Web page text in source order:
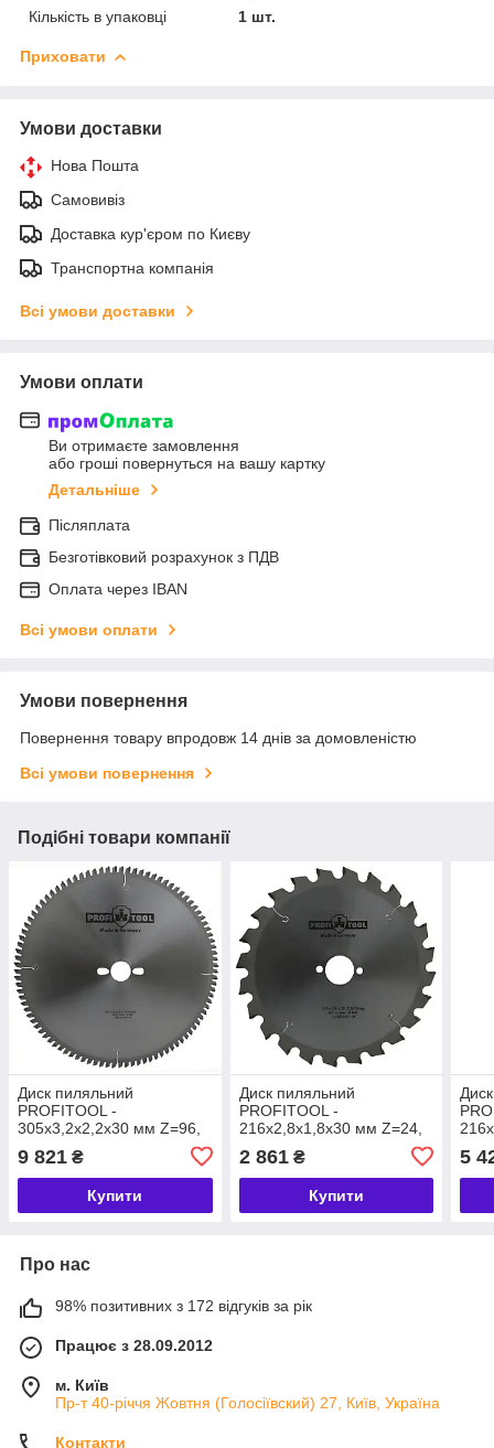
Кількість в упаковці
1 шт.
Приховати
Умови доставки
Нова Пошта
Самовивіз
Доставка кур'єром по Києву
Транспортна компанія
Всі умови доставки
Умови оплати
Ви отримаєте замовлення
або гроші повернуться на вашу картку
Детальніше
Післяплата
Безготівковий розрахунок з ПДВ
Оплата через IBAN
Всі умови оплати
Умови повернення
Повернення товару впродовж 14 днів за домовленістю
Всі умови повернення
Подібні товари компанії
Диск пиляльний
PROFITOOL -
305х3,2х2,2х30 мм Z=96,
Wneg (ATBneg) (2130503)
9 821 ₴
Купити
Диск пиляльний
PROFITOOL -
216х2,8х1,8х30 мм Z=24,
Wneg (ATBneg) (2121602)
2 861₴
Купити
5
Про нас
98% позитивних з 172 відгуків за рік
Працює з 28.09.2012
м. Київ
Пр-т 40-річчя Жовтня (Голосіївский) 27, Київ, Україна
Контакти